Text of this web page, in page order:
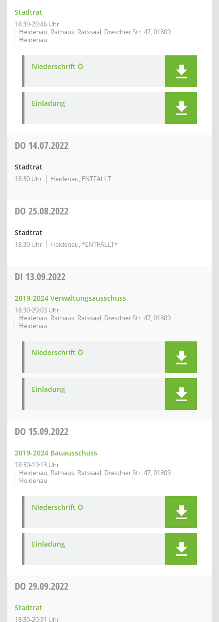
Stadtrat
18:30-20:46 Uhr
Heidenau, Rathaus, Ratssaal, Dresdner Str. 47, 01809
Heidenau
Niederschrift Ö
Einladung
DO 14.07.2022
Stadtrat
18:30 Uhr Heidenau, ENTFÄLLT
DO 25.08.2022
Stadtrat
18:30 Uhr Heidenau, *ENTFÄLLT*
DI 13.09.2022
2019-2024 Verwaltungsausschuss
18:30-20:03 Uhr
Heidenau, Rathaus, Ratssaal, Dresdner Str. 47, 01809
Heidenau
Niederschrift Ö
Einladung
DO 15.09.2022
2019-2024 Bauausschuss
18:30-19:13 Uhr
Heidenau, Rathaus, Ratssaal, Dresdner Str. 47, 01809
Heidenau
Niederschrift Ö
Einladung
DO 29.09.2022
Stadtrat
18:30-20:31 Uhr